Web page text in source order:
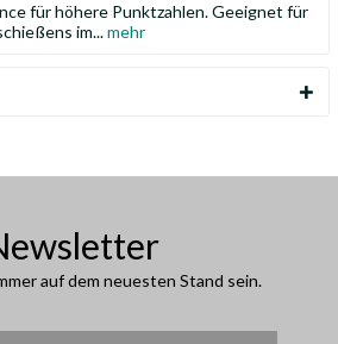
für höhere Punktzahlen. Geeignet für
im...mehr
auf dem neuesten Stand sein.